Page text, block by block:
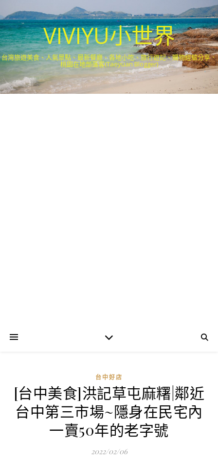
VIVIYU小世界
台灣旅遊美食、人氣景點、最新餐廳、各地小吃、旅行遊記、購物經驗分享．
桃園在地部落客(Taoyuan Blogger)
台中好店
[台中美食]洪記草屯麻糬|鄰近
台中第三市場~隱身在民宅內
一賣50年的老字號
2022/02/06